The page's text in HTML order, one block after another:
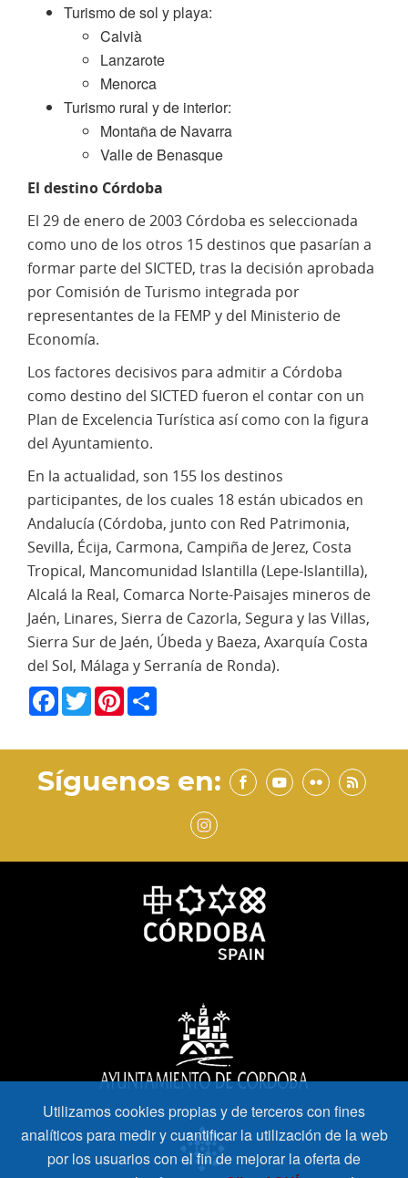
Turismo de sol y playa:
Calvià
Lanzarote
Menorca
Turismo rural y de interior:
Montaña de Navarra
Valle de Benasque
El destino Córdoba
El 29 de enero de 2003 Córdoba es seleccionada
como uno de los otros 15 destinos que pasarían a
formar parte del SICTED, tras la decisión aprobada
por Comisión de Turismo integrada por
representantes de la FEMP y del Ministerio de
Economía.
Los factores decisivos para admitir a Córdoba
como destino del SICTED fueron el contar con un
Plan de Excelencia Turística así como con la figura
del Ayuntamiento.
En la actualidad, son 155 los destinos
participantes, de los cuales 18 están ubicados en
Andalucía (Córdoba, junto con Red Patrimonia,
Sevilla, Écija, Carmona, Campiña de Jerez, Costa
Tropical, Mancomunidad Islantilla (Lepe-Islantilla),
Alcalá la Real, Comarca Norte-Paisajes mineros de
Jaén, Linares, Sierra de Cazorla, Segura y las Villas,
Sierra Sur de Jaén, Úbeda y Baeza, Axarquía Costa
del Sol, Málaga y Serranía de Ronda).
Facebook
TwitterPinterest
Síguenos en:
Utilizamos cookies propias y de terceros con fines
analíticos para medir y cuantificar la utilización de la web
por los usuarios con el fin de mejorar la oferta de